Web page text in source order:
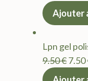
prix
9.50
Ajouter
Lpn gel
9.50€Le
prix
7.50